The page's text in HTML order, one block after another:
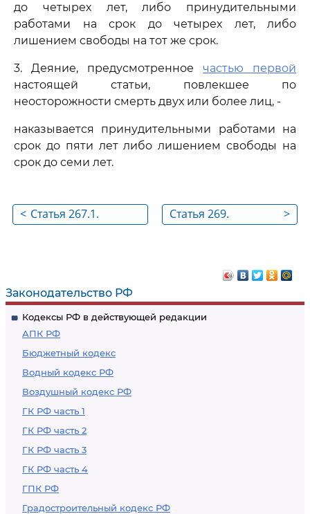
Законодательство РФ
Кодексы РФ в действующей редакции
АПК РФ
Бюджетный кодекс
Водный кодекс РФ
Воздушный кодекс РФ
ГК РФ часть 1
ГК РФ часть 2
ГК РФ часть 3
ГК РФ часть 4
ГПК РФ
Градостроительный кодекс РФ
до четырех лет, либо принудительными
работами на срок до четырех лет, либо
лишением свободы на тот же срок.
3. Деяние, предусмотренное частью первой
настоящей статьи, повлекшее по
неосторожности смерть двух или более лиц, -
наказывается принудительными работами на
срок до пяти лет либо лишением свободы на
срок до семи лет.
< Статья 267.1.
транспортных
средств
>
Статья 269.